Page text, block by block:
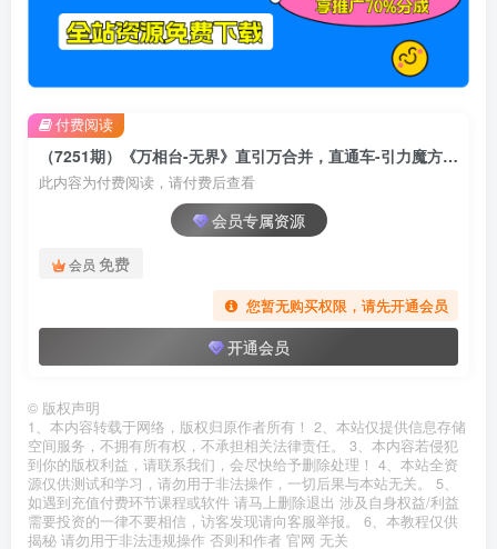
（7251期）《万相台-无界》直引万合并，直通车-引力魔方-万相台-短视频-搜索-推荐
此内容为付费阅读，请付费后查看
会员专属资源
会员 免费
您暂无购买权限，请先开通会员
开通会员
付费阅读
© 版权声明
1、本内容转载于网络，版权归原作者所有！ 2、本站仅提供信息存储
空间服务，不拥有所有权，不承担相关法律责任。 3、本内容若侵犯
到你的版权利益，请联系我们，会尽快给予删除处理！ 4、本站全资
源仅供测试和学习，请勿用于非法操作，一切后果与本站无关。 5、
如遇到充值付费环节课程或软件 请马上删除退出 涉及自身权益/利益
需要投资的一律不要相信，访客发现请向客服举报。 6、本教程仅供
揭秘 请勿用于非法违规操作 否则和作者 官网 无关